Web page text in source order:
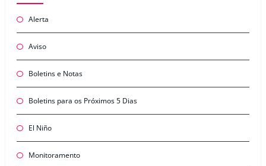
Alerta
Aviso
Boletins e Notas
Boletins para os Próximos 5 Dias
El Niño
Monitoramento